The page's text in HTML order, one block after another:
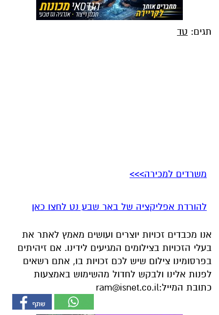
תגים: טד
משרדים למכירה>>>
להורדת אפליקציה של באר שבע נט לחצו כאן
אנו מכבדים זכויות יוצרים ועושים מאמץ לאתר את
בעלי הזכויות בצילומים המגיעים לידינו. אם זיהיתים
בפרסומינו צילום שיש לכם זכויות בו, אתם רשאים
לפנות אלינו ולבקש לחדול מהשימוש באמצעות
כתובת המייל:ram@isnet.co.il